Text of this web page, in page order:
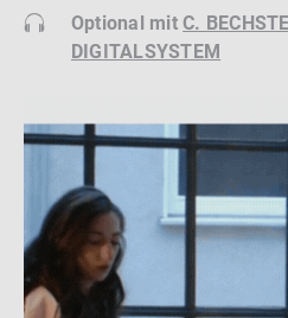
Optional mitC.
DIGITALSYSTEM